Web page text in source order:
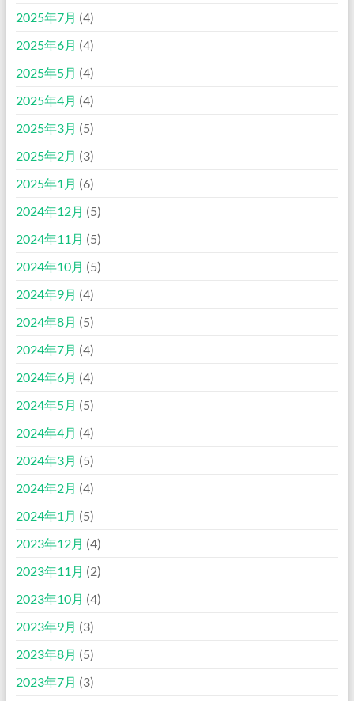
2025年7月 (4)
2025年6月 (4)
2025年5月 (4)
2025年4月 (4)
2025年3月 (5)
2025年2月 (3)
2025年1月 (6)
2024年12月 (5)
2024年11月 (5)
2024年10月 (5)
2024年9月 (4)
2024年8月 (5)
2024年7月 (4)
2024年6月 (4)
2024年5月 (5)
2024年4月 (4)
2024年3月 (5)
2024年2月 (4)
2024年1月 (5)
2023年12月 (4)
2023年11月 (2)
2023年10月 (4)
2023年9月 (3)
2023年8月 (5)
2023年7月 (3)